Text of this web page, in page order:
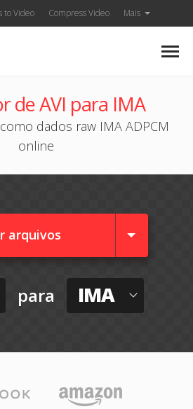
to Video Compress Video Mais
de AVI para IMA
dados raw IMA ADPCM
online
arquivos
para IMA